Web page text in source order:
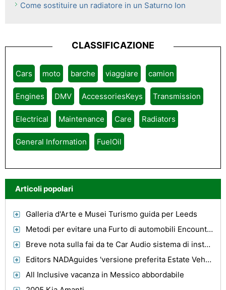
Come sostituire un radiatore in un Saturno Ion
CLASSIFICAZIONE
Cars moto barche viaggiare camion
Engines DMV AccessoriesKeys Transmission
Electrical Maintenance Care Radiators
General Information FuelOil
Articoli popolari
Galleria d'Arte e Musei Turismo guida per Leeds
Metodi per evitare una Furto di automobili Encounter
Breve nota sulla fai da te Car Audio sistema di installazione
Editors NADAguides 'versione preferita Estate Vehicles Per il 2006
All Inclusive vacanza in Messico abbordabile